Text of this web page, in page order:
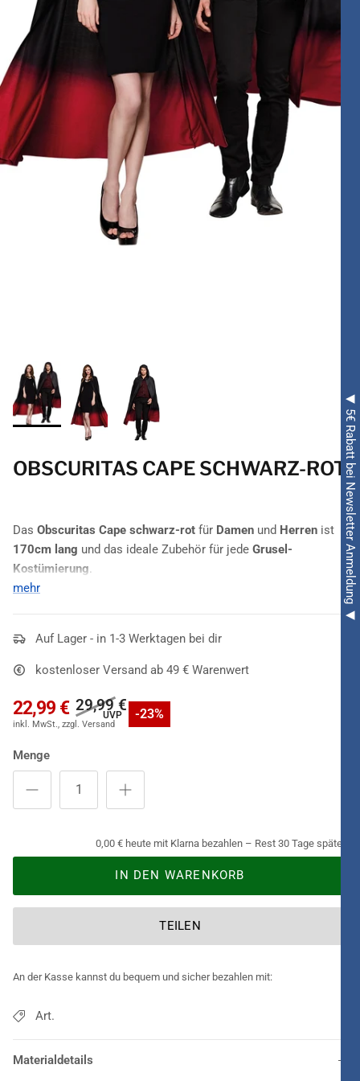
◀ 5€ Rabatt bei Newsletter Anmeldung ◀
OBSCURITAS CAPE SCHWARZ-ROT
Das Obscuritas Cape schwarz-rot für Damen und Herren ist
170cm lang und das ideale Zubehör für jede Grusel-
Kostümierung.
Erwachsene runden die unterschiedlichsten Outfits mit diesem
Hingucker nämlich inSchwarz und etwas Rot
ausgestatteteObscuritas Cape schwarz-rotganz bequem und
mühelos unterhalb des Halses.
des leichten und mit hohem Tragekomfort punktenden
mehr
Auf Lager - in 1-3 Werktagen bei dir
kostenloser Versand ab 49 € Warenwert
22,99 € 29,99 € -23%
Menge
0,00 € heute mit Klarna bezahlen – Rest 30 Tage später.
IN DEN WARENKORB
TEILEN
An der Kasse kannst du bequem und sicher bezahlen mit:
Art.
Materialdetails